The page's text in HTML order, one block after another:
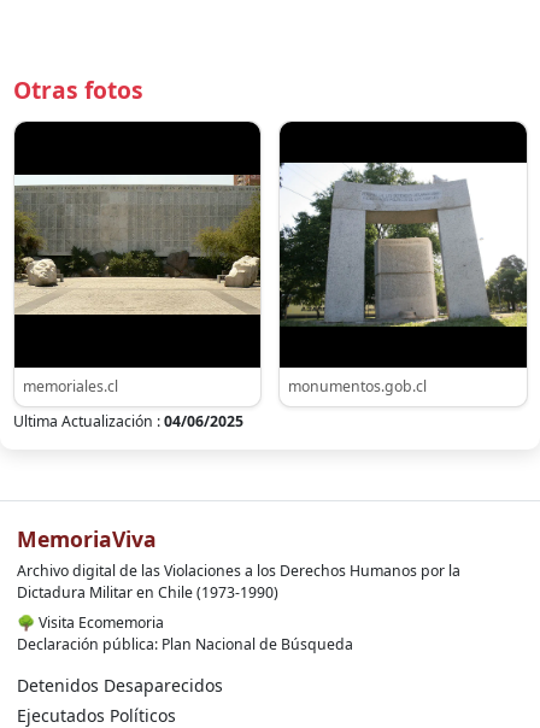
Otras fotos
memoriales.cl
monumentos.gob.cl
Ultima Actualización :04/06/2025
MemoriaViva
Archivo digital de las Violaciones a los Derechos Humanos por la
Dictadura Militar en Chile (1973-1990)
🌳 Visita Ecomemoria
Declaración pública: Plan Nacional de Búsqueda
Detenidos Desaparecidos
Ejecutados Políticos